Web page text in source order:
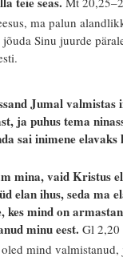
ma palun
Sinu juurde
Jumal valmistas
ja puhus tema
sai inimene elavaks
mina, vaid Kristus
elan ihus, seda ma
kes mind on
minu eest.Gl 2,20
mind valmistanud,